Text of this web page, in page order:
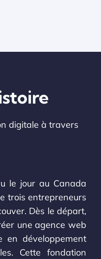
digitale à travers
le jour au Canada
trois entrepreneurs
Dès le départ,
une agence web
en développement
Cette fondation